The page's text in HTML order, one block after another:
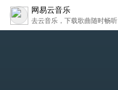
网易云音乐
去云音乐，下载歌曲随时畅听